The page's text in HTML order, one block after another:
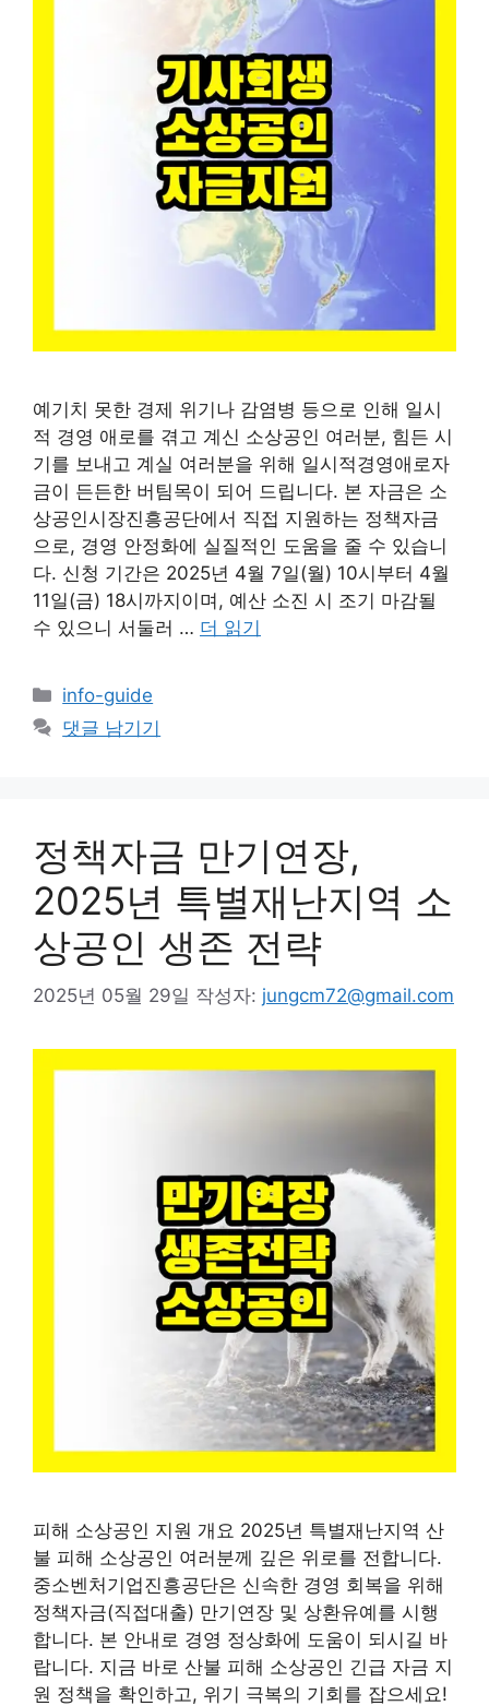
예기치 못한 경제 위기나 감염병 등으로 인해 일시
적 경영 애로를 겪고 계신 소상공인 여러분, 힘든 시
기를 보내고 계실 여러분을 위해 일시적경영애로자
금이 든든한 버팀목이 되어 드립니다. 본 자금은 소
상공인시장진흥공단에서 직접 지원하는 정책자금
으로, 경영 안정화에 실질적인 도움을 줄 수 있습니
다. 신청 기간은 2025년 4월 7일(월) 10시부터 4월
11일(금) 18시까지이며, 예산 소진 시 조기 마감될
수 있으니 서둘러 … 더 읽기
카
테
info-guide
댓글 남기기
정책자금 만기연장,
2025년 특별재난지역 소
상공인 생존 전략
2025년 05월 29일 작성자: jungcm72@gmail.com
피해 소상공인 지원 개요 2025년 특별재난지역 산
불 피해 소상공인 여러분께 깊은 위로를 전합니다.
중소벤처기업진흥공단은 신속한 경영 회복을 위해
정책자금(직접대출) 만기연장 및 상환유예를 시행
합니다. 본 안내로 경영 정상화에 도움이 되시길 바
랍니다. 지금 바로 산불 피해 소상공인 긴급 자금 지
원 정책을 확인하고, 위기 극복의 기회를 잡으세요!